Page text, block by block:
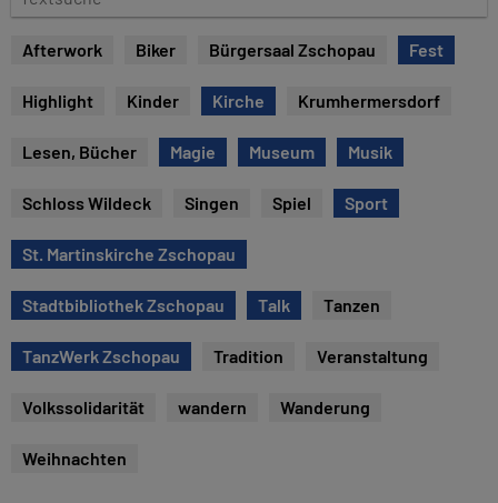
e
Afterwork Biker Bürgersaal Zschopau Fest
Highlight Kinder Kirche Krumhermersdorf
Lesen, Bücher Magie Museum Musik
Schloss Wildeck Singen Spiel Sport
St. Martinskirche Zschopau
Stadtbibliothek Zschopau Talk Tanzen
TanzWerk Zschopau Tradition Veranstaltung
Volkssolidarität wandern Wanderung
Weihnachten